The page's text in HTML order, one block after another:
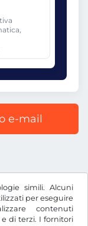
simili. Alcuni
per eseguire
contenuti
di terzi. I fornitori
e-mail